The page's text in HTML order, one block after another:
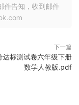
件告知，收到邮件
下一篇
达标测试卷六年级下册
数学人教版.pdf